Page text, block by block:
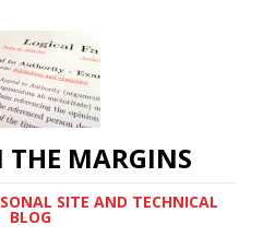
THE MARGINS
SITE AND TECHNICAL
BLOG